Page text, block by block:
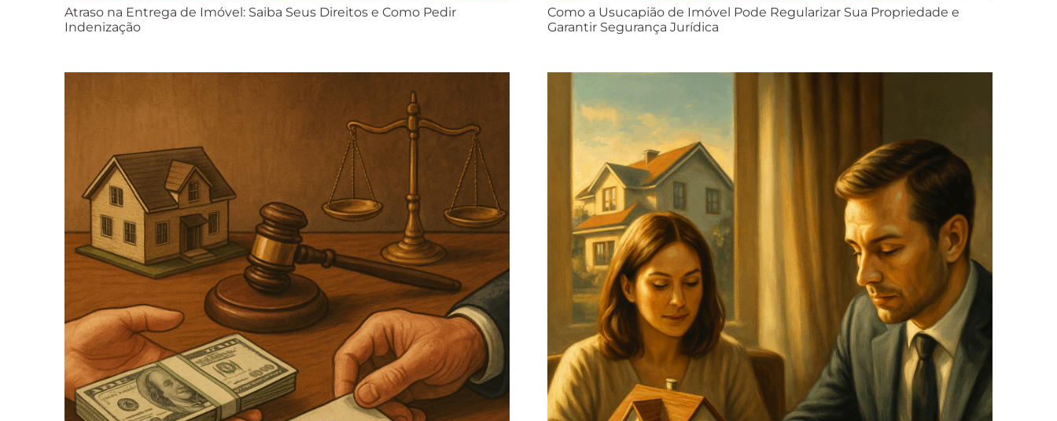
Atraso na Entrega de Imóvel: Saiba Seus Direitos e Como Pedir
Indenização
Como a Usucapião de Imóvel Pode Regularizar Sua Propriedade e
Garantir Segurança Jurídica